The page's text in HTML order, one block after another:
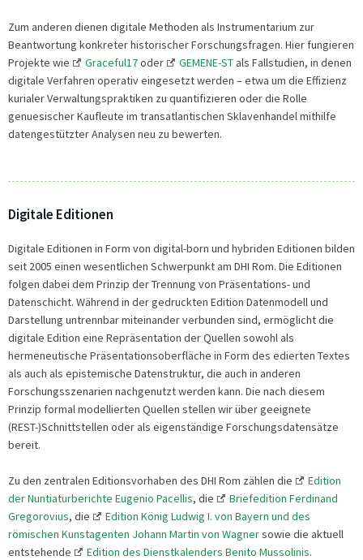
Zum anderen dienen digitale Methoden als Instrumentarium zur
Beantwortung konkreter historischer Forschungsfragen. Hier fungieren
Projekte wie
Graceful17oder GEMENE-ST als Fallstudien, in denen
digitale Verfahren operativ eingesetzt werden – etwa um die Effizienz
kurialer Verwaltungspraktiken zu quantifizieren oder die Rolle
genuesischer Kaufleute im transatlantischen Sklavenhandel mithilfe
datengestützter Analysen neu zu bewerten.
Digitale Editionen
Digitale Editionen in Form von digital-born und hybriden Editionen bilden
seit 2005 einen wesentlichen Schwerpunkt am DHI Rom. Die Editionen
folgen dabei dem Prinzip der Trennung von Präsentations- und
Datenschicht. Während in der gedruckten Edition Datenmodell und
Darstellung untrennbar miteinander verbunden sind, ermöglicht die
digitale Edition eine Repräsentation der Quellen sowohl als
hermeneutische Präsentationsoberfläche in Form des edierten Textes
als auch als epistemische Datenstruktur, die auch in anderen
Forschungsszenarien nachgenutzt werden kann. Die nach diesem
Prinzip formal modellierten Quellen stellen wir über geeignete
(REST-)Schnittstellen oder als eigenständige Forschungsdatensätze
bereit.
Zu den zentralen Editionsvorhaben des DHI Rom zählen die
Edition
der Nuntiaturberichte Eugenio Pacellis, die
Briefedition Ferdinand
Gregorovius, die
Edition König Ludwig I. von Bayern und des
römischen Kunstagenten Johann Martin von Wagnersowie die aktuell
entstehende
Edition des Dienstkalenders Benito Mussolinis.